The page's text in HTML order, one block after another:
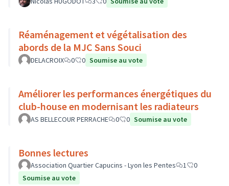
Réaménagement et végétalisation des
abords de la MJC Sans Souci
DELACROIX 0 0 Soumise au vote
Améliorer les performances énergétiques du
club-house en modernisant les radiateurs
AS BELLECOUR PERRACHE 0 0 Soumise au vote
Bonnes lectures
Association Quartier Capucins - Lyon les Pentes 1
0
Soumise au vote